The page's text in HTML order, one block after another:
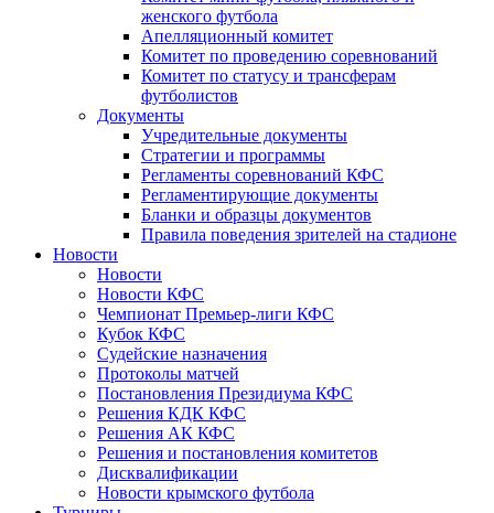
женского футбола
Апелляционный комитет
Комитет по проведению соревнований
Комитет по статусу и трансферам
футболистов
Документы
Учредительные документы
Стратегии и программы
Регламенты соревнований КФС
Регламентирующие документы
Бланки и образцы документов
Правила поведения зрителей на стадионе
Новости
Новости
Новости КФС
Чемпионат Премьер-лиги КФС
Кубок КФС
Судейские назначения
Протоколы матчей
Постановления Президиума КФС
Решения КДК КФС
Решения АК КФС
Решения и постановления комитетов
Дисквалификации
Новости крымского футбола